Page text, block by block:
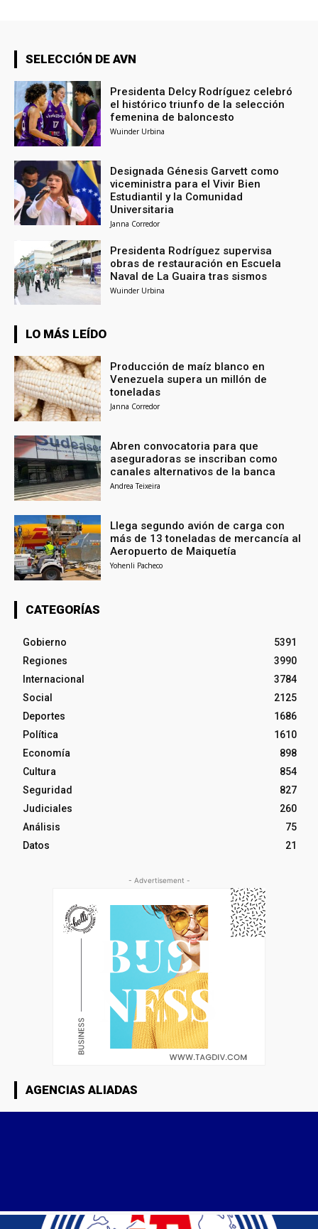
SELECCIÓN DE AVN
Presidenta Delcy Rodríguez celebró
el histórico triunfo de la selección
femenina de baloncesto
Wuinder Urbina
Designada Génesis Garvett como
viceministra para el Vivir Bien
Estudiantil y la Comunidad
Universitaria
Janna Corredor
Presidenta Rodríguez supervisa
obras de restauración en Escuela
Naval de La Guaira tras sismos
Wuinder Urbina
LO MÁS LEÍDO
Producción de maíz blanco en
Venezuela supera un millón de
toneladas
Janna Corredor
Abren convocatoria para que
aseguradoras se inscriban como
canales alternativos de la banca
Andrea Teixeira
Llega segundo avión de carga con
más de 13 toneladas de mercancía al
Aeropuerto de Maiquetía
Yohenli Pacheco
CATEGORÍAS
Gobierno
5391
Regiones
3990
Internacional
3784
Social
2125
Deportes
1686
Política
1610
Economía
898
Cultura
854
Seguridad
827
Judiciales
260
Análisis
75
Datos
21
- Advertisement -
AGENCIAS ALIADAS